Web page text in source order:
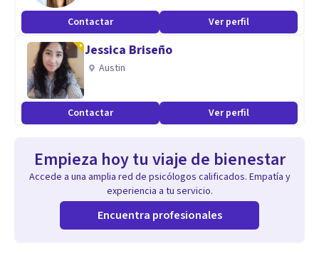
Contactar Ver perfil
Jessica Briseño
Austin
Contactar Ver perfil
Empieza hoy tu viaje de bienestar
Accede a una amplia red de psicólogos calificados. Empatía y
experiencia a tu servicio.
Encuentra profesionales